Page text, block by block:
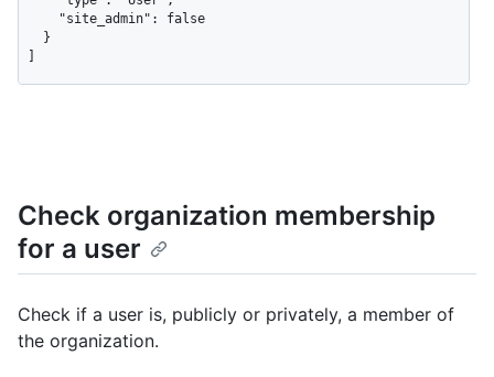
Check organization membership
for a user
Check if a user is, publicly or privately, a member of
the organization.